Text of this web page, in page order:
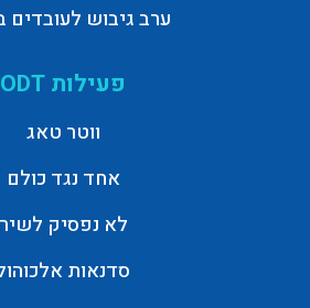
ערב גיבוש לעובדים
פעילות ODT
ווטר טאג
אחד נגד כולם
לא נפסיק לשיר
סדנאות